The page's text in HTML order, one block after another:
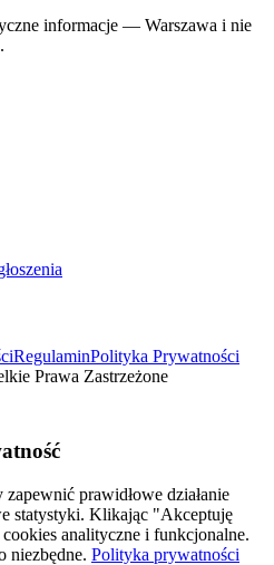
informacje — Warszawa i nie
RegulaminPolityka Prywatności
Prawa Zastrzeżone
prawidłowe działanie
statystyki. Klikając "Akceptuję
analityczne i funkcjonalne.
niezbędne. Polityka prywatności